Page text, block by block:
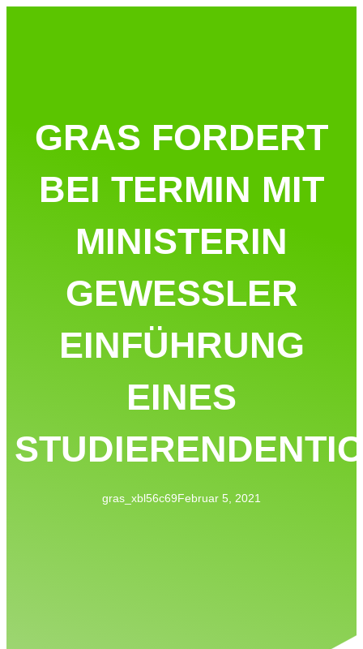
GRAS FORDERT
BEI TERMIN MIT
MINISTERIN
GEWESSLER
EINFÜHRUNG
EINES
gras_xbl56c69Februar 5, 2021